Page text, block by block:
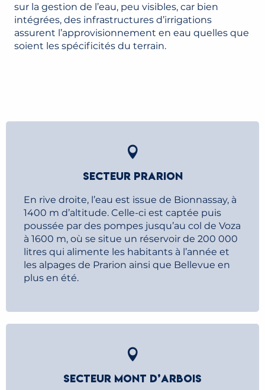
sur la gestion de l’eau, peu visibles, car bien
intégrées, des infrastructures d’irrigations
assurent l’approvisionnement en eau quelles que
soient les spécificités du terrain.
SECTEUR PRARION
En rive droite, l’eau est issue de Bionnassay, à
1400 m d’altitude. Celle-ci est captée puis
poussée par des pompes jusqu’au col de Voza
à 1600 m, où se situe un réservoir de 200 000
litres qui alimente les habitants à l’année et
les alpages de Prarion ainsi que Bellevue en
plus en été.
SECTEUR MONT D’ARBOIS